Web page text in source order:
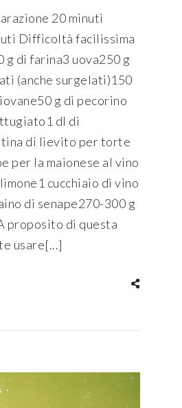
20 minuti
Difficoltà facilissima
g di farina3 uova250 g
(anche surgelati)150
g di pecorino
dl di
di lievito per torte
per la maionese al vino
cucchiaio di vino
di senape270-300 g
proposito di questa
usare[...]